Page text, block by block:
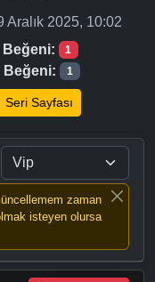
Aralık 2025, 10:02
Beğeni: 1
Beğeni: 1
Seri Sayfası
zaman
isteyen olursa